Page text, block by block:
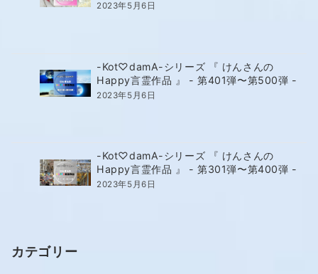
2023年5月6日
-Kot♡damA-シリーズ 『 けんさんの
Happy言霊作品 』 - 第401弾〜第500弾 -
2023年5月6日
-Kot♡damA-シリーズ 『 けんさんの
Happy言霊作品 』 - 第301弾〜第400弾 -
2023年5月6日
カテゴリー